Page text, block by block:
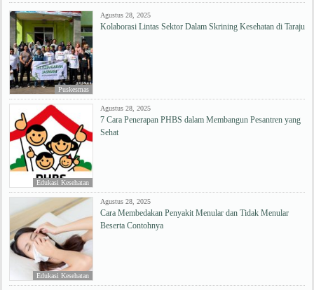
Puskesmas
Agustus 28, 2025
Kolaborasi Lintas Sektor Dalam Skrining Kesehatan di Taraju
Edukasi Kesehatan
Agustus 28, 2025
7 Cara Penerapan PHBS dalam Membangun Pesantren yang
Sehat
Edukasi Kesehatan
Agustus 28, 2025
Cara Membedakan Penyakit Menular dan Tidak Menular
Beserta Contohnya